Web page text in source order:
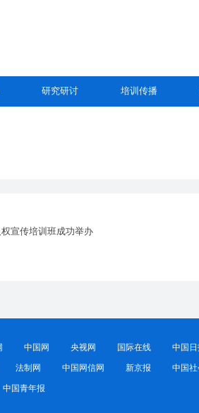
研究研讨 培训传播
宣传培训班成功举办
中国网 央视网 国际在线 中国日
法制网 中国网信网 新京报 中国社
中国青年报